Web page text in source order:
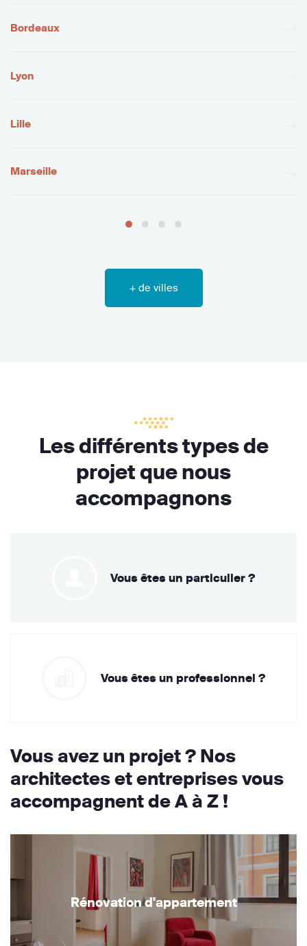
Bordeaux
Lyon
Lille
Marseille
+ de villes
Les différents types de
projet que nous
accompagnons
Vous êtes un particulier ?
Vous êtes un professionnel ?
Vous avez un projet ? Nos
architectes et entreprises vous
accompagnent de A à Z !
Rénovation d'appartement